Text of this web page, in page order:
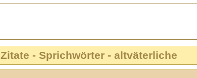
Zitate - Sprichwörter - altväterliche